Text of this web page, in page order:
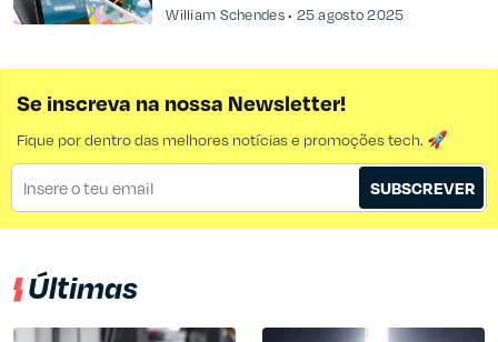
William Schendes 25 agosto 2025
Se inscreva na nossa Newsletter!
Fique por dentro das melhores notícias e promoções tech. 🚀
SUBSCREVER
Últimas